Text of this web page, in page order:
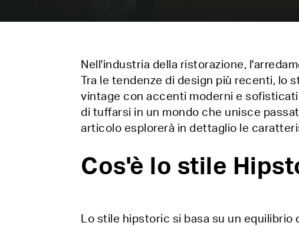
Nell'industria della ristorazione,
Tra le tendenze di design più recenti,
vintage con accenti moderni e
di tuffarsi in un mondo che unisce
articolo esplorerà in dettaglio le
Cos'è lo stile
Lo stile hipstoric si basa su un